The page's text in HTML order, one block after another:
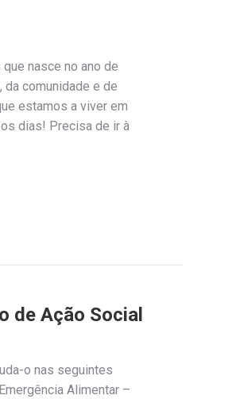
nasce no ano de
comunidade e de
estamos a viver em
dias! Precisa de ir à
de Ação Social
o nas seguintes
Alimentar –